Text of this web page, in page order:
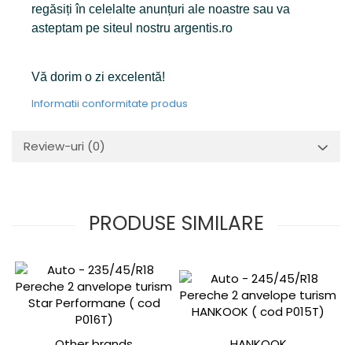
regăsiți în celelalte anunțuri ale noastre sau va
asteptam pe siteul nostru argentis.ro
Vă dorim o zi excelentă!
Informatii conformitate produs
Review-uri (0)
PRODUSE SIMILARE